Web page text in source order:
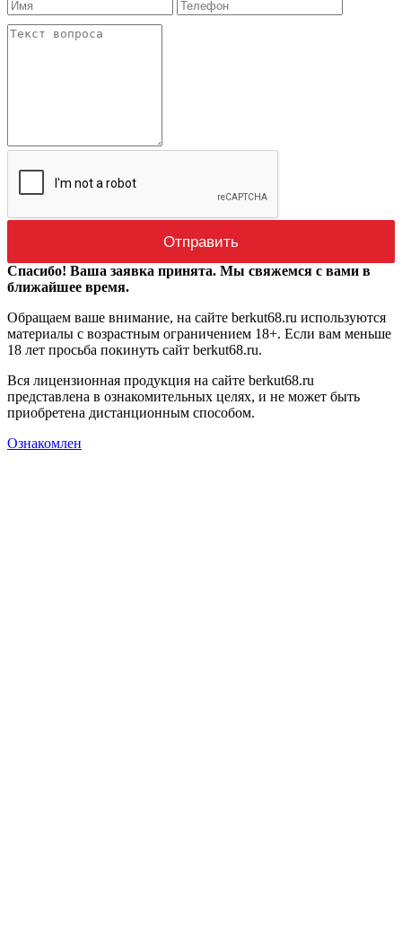
Спасибо! Ваша заявка принята. Мы свяжемся с вами в
ближайшее время.
Обращаем ваше внимание, на сайте berkut68.ru используются
материалы с возрастным ограничением 18+. Если вам меньше
18 лет просьба покинуть сайт berkut68.ru.
Вся лицензионная продукция на сайте berkut68.ru
представлена в ознакомительных целях, и не может быть
приобретена дистанционным способом.
Ознакомлен